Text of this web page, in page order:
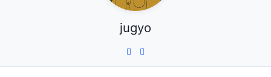
jugyo